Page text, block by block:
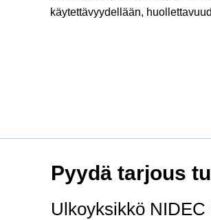
käytettävyydellään,
Pyydä tarjous
Ulkoyksikkö